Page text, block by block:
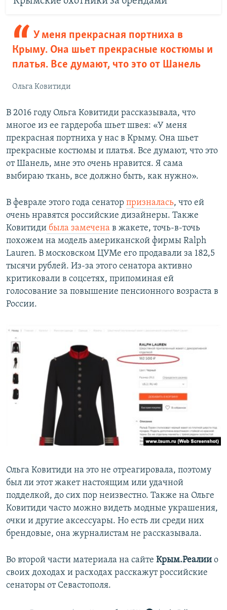
У меня прекрасная портниха в
Крыму. Она шьет прекрасные костюмы и
платья. Все думают, что это от Шанель
Ольга Ковитиди
В 2016 году Ольга Ковитиди рассказывала, что
многое из ее гардероба шьет швея: «У меня
прекрасная портниха у нас в Крыму. Она шьет
прекрасные костюмы и платья. Все думают, что это
от Шанель, мне это очень нравится. Я сама
выбираю ткань, все должно быть, как нужно».
В феврале этого года сенатор призналась, что ей
очень нравятся российские дизайнеры. Также
Ковитиди была замечена в жакете, точь-в-точь
похожем на модель американской фирмы Ralph
Lauren. В московском ЦУМе его продавали за 182,5
тысячи рублей. Из-за этого сенатора активно
критиковали в соцсетях, припоминая ей
голосование за повышение пенсионного возраста в
России.
Ольга Ковитиди на это не отреагировала, поэтому
был ли этот жакет настоящим или удачной
подделкой, до сих пор неизвестно. Также на Ольге
Ковитиди часто можно видеть модные украшения,
очки и другие аксессуары. Но есть ли среди них
брендовые, она журналистам не рассказывала.
Во второй части материала на сайте Крым.Реалии о
своих доходах и расходах расскажут российские
сенаторы от Севастополя.